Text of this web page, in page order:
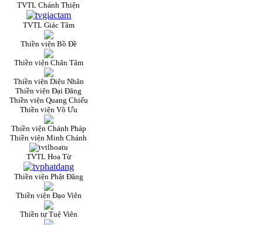
TVTL Chánh Thiện
TVTL Giác Tâm
Thiền viện Bồ Đề
Thiền viện Chân Tâm
Thiền viện Diệu Nhân
Thiền viện Đại Đăng
Thiền viện Quang Chiếu
Thiền viện Vô Ưu
Thiền viện Chánh Pháp
Thiền viện Minh Chánh
TVTL Hoa Từ
Thiền viện Phật Đăng
Thiền viện Đạo Viên
Thiền tự Tuệ Viên